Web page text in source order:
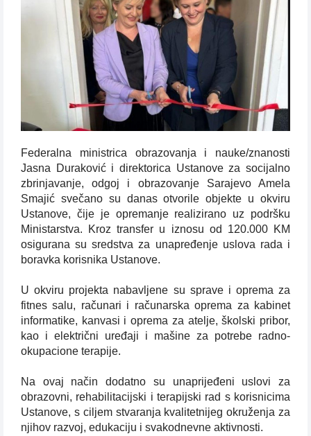
Federalna ministrica obrazovanja i nauke/znanosti
Jasna Duraković i direktorica Ustanove za socijalno
zbrinjavanje, odgoj i obrazovanje Sarajevo Amela
Smajić svečano su danas otvorile objekte u okviru
Ustanove, čije je opremanje realizirano uz podršku
Ministarstva. Kroz transfer u iznosu od 120.000 KM
osigurana su sredstva za unapređenje uslova rada i
boravka korisnika Ustanove.
U okviru projekta nabavljene su sprave i oprema za
fitnes salu, računari i računarska oprema za kabinet
informatike, kanvasi i oprema za atelje, školski pribor,
kao i električni uređaji i mašine za potrebe radno-
okupacione terapije.
Na ovaj način dodatno su unaprijeđeni uslovi za
obrazovni, rehabilitacijski i terapijski rad s korisnicima
Ustanove, s ciljem stvaranja kvalitetnijeg okruženja za
njihov razvoj, edukaciju i svakodnevne aktivnosti.